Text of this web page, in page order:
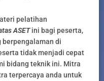
pelatihan
ASETini bagi peserta,
di
tidak menjadi cepat
bidang teknik ini. Mitra
terpercaya anda untuk